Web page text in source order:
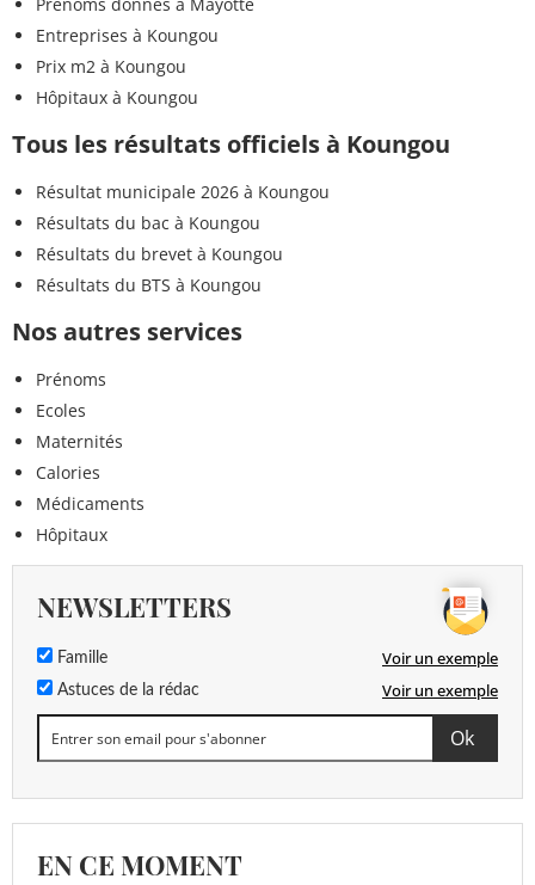
Prénoms donnés à Mayotte
Entreprises à Koungou
Prix m2 à Koungou
Hôpitaux à Koungou
Tous les résultats officiels à Koungou
Résultat municipale 2026 à Koungou
Résultats du bac à Koungou
Résultats du brevet à Koungou
Résultats du BTS à Koungou
Nos autres services
Prénoms
Ecoles
Maternités
Calories
Médicaments
Hôpitaux
NEWSLETTERS
Famille Voir un exemple
Astuces de la rédac Voir un exemple
EN CE MOMENT